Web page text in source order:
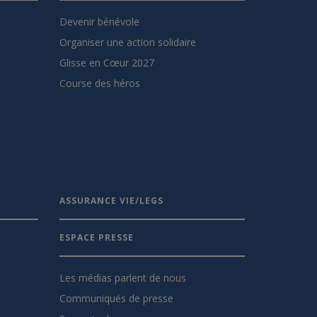
Devenir bénévole
Organiser une action solidaire
Glisse en Cœur 2027
Course des héros
ASSURANCE VIE/LEGS
ESPACE PRESSE
Les médias parlent de nous
Communiqués de presse